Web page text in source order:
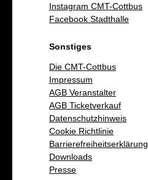
Instagram CMT-Cottbus
Facebook Stadthalle
Sonstiges
Die CMT-Cottbus
Impressum
AGB Veranstalter
AGB Ticketverkauf
Datenschutzhinweis
Cookie Richtlinie
Barrierefreiheitserklärung
Downloads
Presse